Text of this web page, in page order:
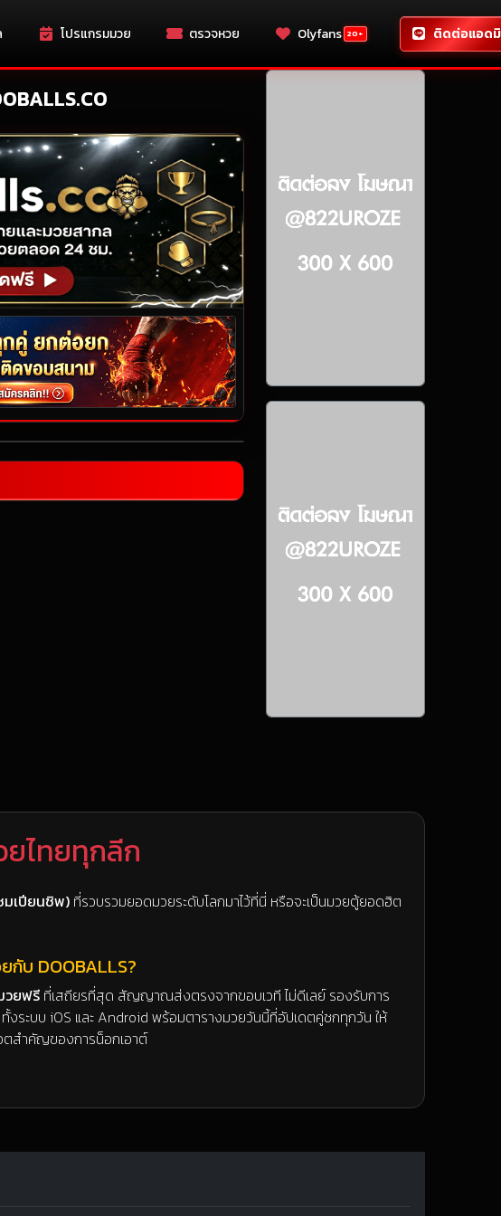
โปรแกรมมวย ตรวจหวย Olyfans 20+ ติดต่อแอด
ยไทยทุกลีก
มเปียนชิพ) ที่รวบรวมยอดมวยระดับโลกมาไว้ที่นี่ หรือจะเป็นมวยตู้ยอดฮิต
กับ DOOBALLS?
วยฟรี ที่เสถียรที่สุด สัญญาณส่งตรงจากขอบเวที ไม่ดีเลย์ รองรับการ
ทั้งระบบ iOS และ Android พร้อมตารางมวยวันนี้ที่อัปเดตคู่ชกทุกวัน ให้
สำคัญของการน็อกเอาต์